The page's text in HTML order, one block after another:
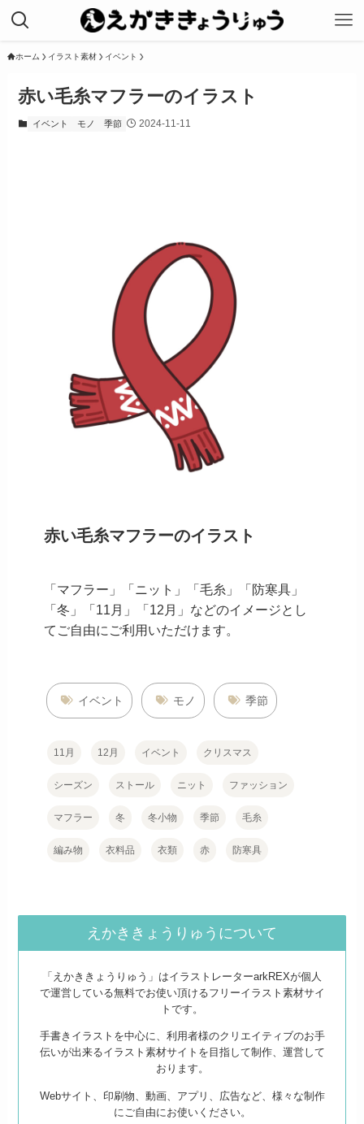
ホーム イラスト素材 イベント
赤い毛糸マフラーのイラスト
イベント モノ 季節 2024-11-11
赤い毛糸マフラーのイラスト
「マフラー」「ニット」「毛糸」「防寒具」
「冬」「11月」「12月」などのイメージとし
てご自由にご利用いただけます。
イベント モノ 季節
11月 12月 イベント クリスマス
シーズン ストール ニット ファッション
マフラー 冬 冬小物 季節 毛糸
編み物 衣料品 衣類 赤 防寒具
えかききょうりゅうについて
「えかききょうりゅう」はイラストレーターarkREXが個人
で運営している無料でお使い頂けるフリーイラスト素材サイ
トです。
手書きイラストを中心に、利用者様のクリエイティブのお手
伝いが出来るイラスト素材サイトを目指して制作、運営して
おります。
Webサイト、印刷物、動画、アプリ、広告など、様々な制作
にご自由にお使いください。